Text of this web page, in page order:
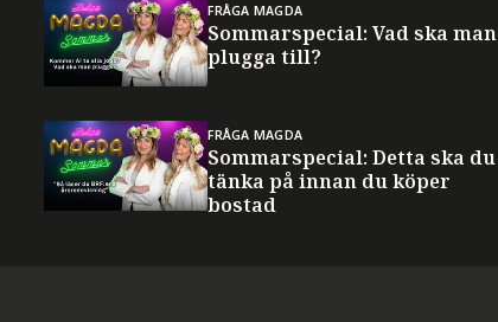
FRÅGA MAGDA
Sommarspecial: Vad ska man
plugga till?
FRÅGA MAGDA
Sommarspecial: Detta ska du
tänka på innan du köper
bostad